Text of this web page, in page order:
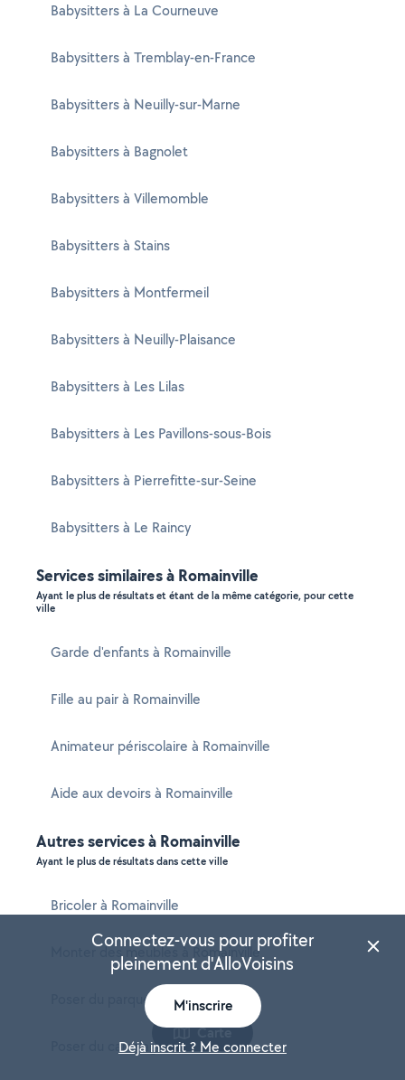
Babysitters à La Courneuve
Babysitters à Tremblay-en-France
Babysitters à Neuilly-sur-Marne
Babysitters à Bagnolet
Babysitters à Villemomble
Babysitters à Stains
Babysitters à Montfermeil
Babysitters à Neuilly-Plaisance
Babysitters à Les Lilas
Babysitters à Les Pavillons-sous-Bois
Babysitters à Pierrefitte-sur-Seine
Babysitters à Le Raincy
Services similaires à Romainville
Ayant le plus de résultats et étant de la même catégorie, pour cette
ville
Garde d'enfants à Romainville
Fille au pair à Romainville
Animateur périscolaire à Romainville
Aide aux devoirs à Romainville
Autres services à Romainville
Ayant le plus de résultats dans cette ville
Bricoler à Romainville
Monter des meubles à Romainville
Poser du parquet à Romainville
Poser du carrelage à Romainville
Carte
Connectez-vous pour profiter
pleinement d'AlloVoisins
M'inscrire
Déjà inscrit ? Me connecter